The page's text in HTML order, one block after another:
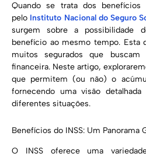
Quando se trata dos benefícios
pelo Instituto Nacional do Seguro
surgem sobre a possibilidade
benefício ao mesmo tempo. Esta
muitos segurados que buscam
financeira. Neste artigo,
que permitem (ou não) o
fornecendo uma visão
diferentes situações.
Benefícios do INSS: Um Panorama
O INSS oferece uma